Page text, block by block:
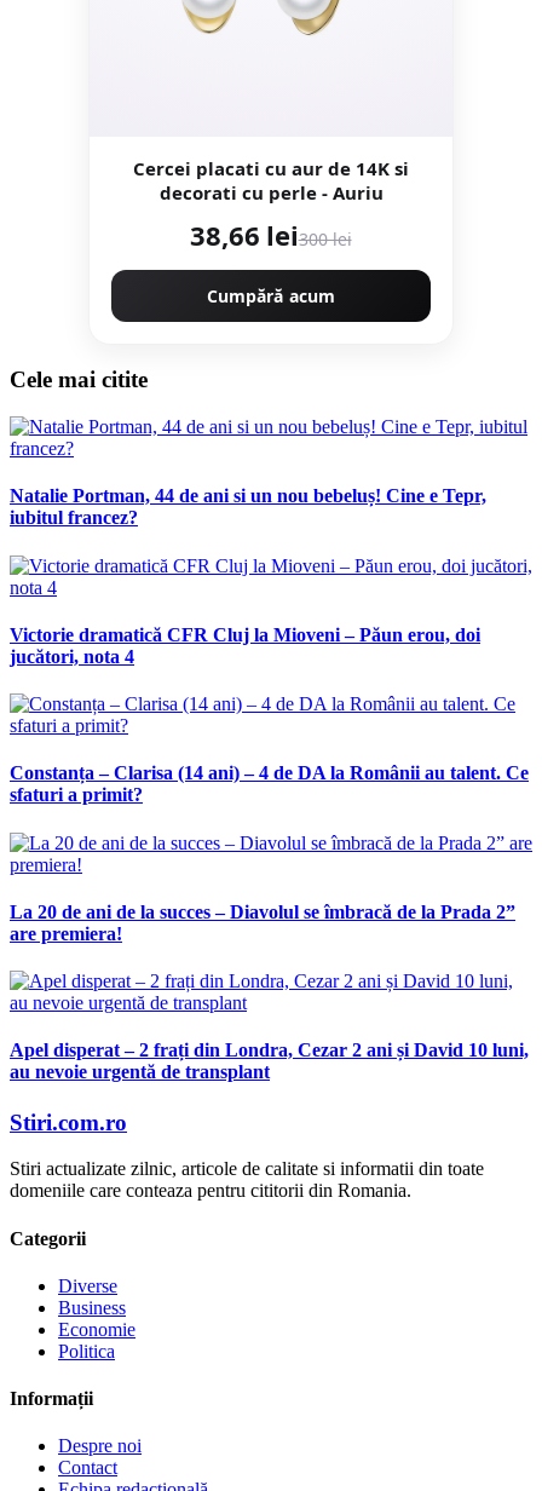
Cercei placati cu aur de 14K si
decorati cu perle - Auriu
38,66 lei300 lei
Cumpără acum
Cele mai citite
Natalie Portman, 44 de ani si un nou bebeluș! Cine e Tepr,
iubitul francez?
Victorie dramatică CFR Cluj la Mioveni – Păun erou, doi
jucători, nota 4
Constanța – Clarisa (14 ani) – 4 de DA la Românii au talent. Ce
sfaturi a primit?
La 20 de ani de la succes – Diavolul se îmbracă de la Prada 2”
are premiera!
Apel disperat – 2 frați din Londra, Cezar 2 ani și David 10 luni,
au nevoie urgentă de transplant
Stiri.com.ro
Stiri actualizate zilnic, articole de calitate si informatii din toate
domeniile care conteaza pentru cititorii din Romania.
Categorii
Diverse
Business
Economie
Politica
Informații
Despre noi
Contact